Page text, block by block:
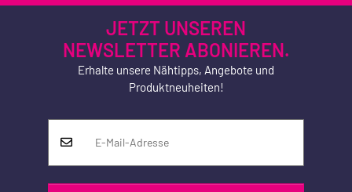
JETZT UNSEREN
NEWSLETTER ABONIEREN.
Erhalte unsere Nähtipps, Angebote und
Produktneuheiten!